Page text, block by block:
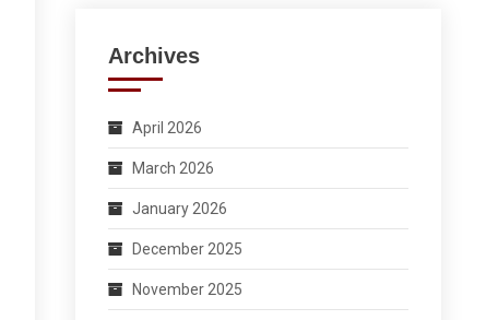
Archives
April 2026
March 2026
January 2026
December 2025
November 2025